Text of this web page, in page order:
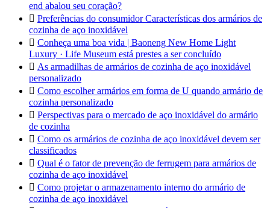
end abalou seu coração?
 Preferências do consumidor Características dos armários de
cozinha de aço inoxidável
 Conheça uma boa vida | Baoneng New Home Light
Luxury · Life Museum está prestes a ser concluído
 As armadilhas de armários de cozinha de aço inoxidável
personalizado
 Como escolher armários em forma de U quando armário de
cozinha personalizado
 Perspectivas para o mercado de aço inoxidável do armário
de cozinha
 Como os armários de cozinha de aço inoxidável devem ser
classificados
 Qual é o fator de prevenção de ferrugem para armários de
cozinha de aço inoxidável
 Como projetar o armazenamento interno do armário de
cozinha de aço inoxidável